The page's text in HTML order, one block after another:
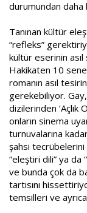
durumundan daha
Tanınan kültür
“refleks”
kültür eserinin
Hakikaten 10
romanın asıl
gerekebiliyor.
dizilerinden ‘Açlık
onların sinema
turnuvalarına
şahsi tecrübelerini
“eleştiri dili” ya da
ve bunda çok da
tartısını
temsilleri ve